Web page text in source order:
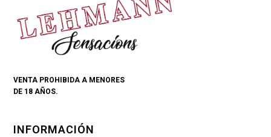
VENTA PROHIBIDA A MENORES
DE 18 AÑOS.
INFORMACIÓN